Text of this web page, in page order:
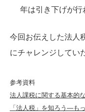
年は引き下げが行
今回お伝えした法人
にチャレンジしてい
参考資料
法人課税に関する基本的
「法人税」を知ろう—も